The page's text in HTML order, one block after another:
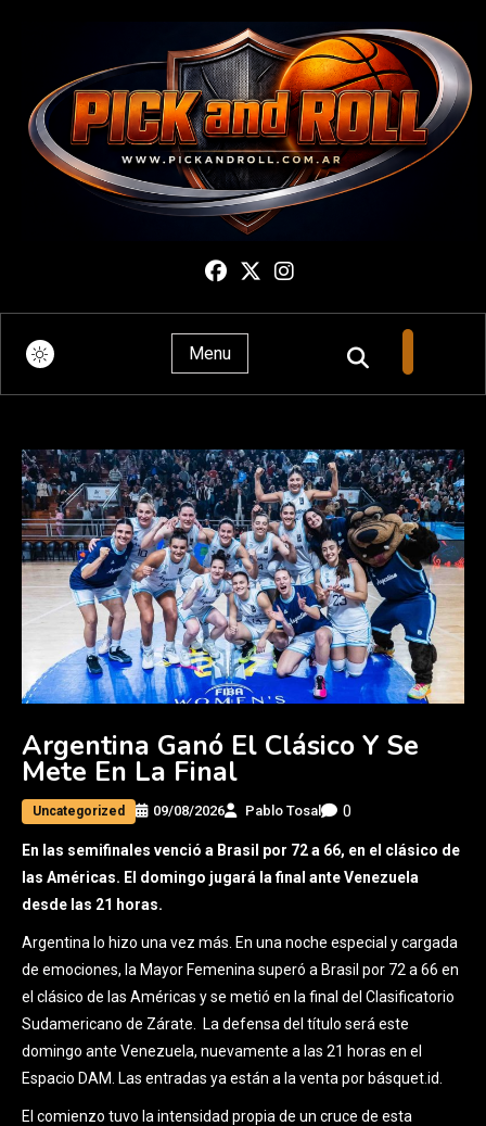
Pick And Roll
Menu
Argentina Ganó El Clásico Y Se
Mete En La Final
Uncategorized 09/08/2026 Pablo Tosal 0
En las semifinales venció a Brasil por 72 a 66, en el clásico de
las Américas. El domingo jugará la final ante Venezuela
desde las 21 horas.
Argentina lo hizo una vez más. En una noche especial y cargada
de emociones, la Mayor Femenina superó a Brasil por 72 a 66 en
el clásico de las Américas y se metió en la final del Clasificatorio
Sudamericano de Zárate. La defensa del título será este
domingo ante Venezuela, nuevamente a las 21 horas en el
Espacio DAM. Las entradas ya están a la venta por básquet.id.
El comienzo tuvo la intensidad propia de un cruce de esta